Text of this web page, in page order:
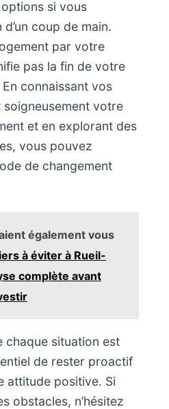
si vous
coup de main.
par votre
pas la fin de votre
connaissant vos
votre
et en explorant des
vous pouvez
de changement
également vous
à éviter à Rueil-
complète avant
chaque situation est
de rester proactif
attitude positive. Si
obstacles, n’hésitez